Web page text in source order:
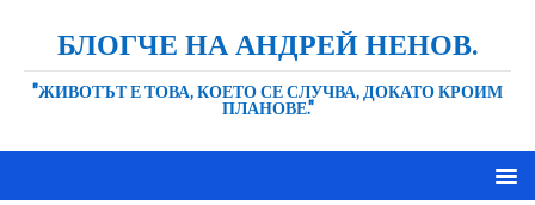
БЛОГЧЕ НА АНДРЕЙ НЕНОВ.
"ЖИВОТЪТ Е ТОВА, КОЕТО СЕ СЛУЧВА, ДОКАТО КРОИМ
ПЛАНОВЕ."